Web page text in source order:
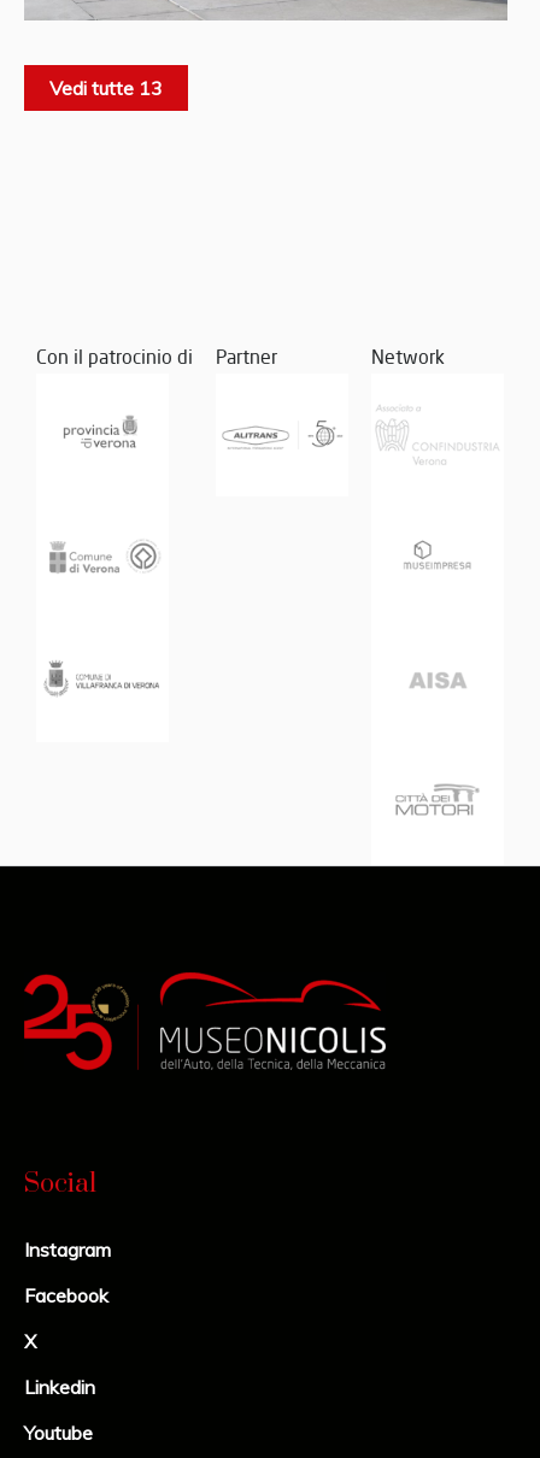
Vedi tutte 13
Con il patrocinio di Partner Network
Social
Instagram
Facebook
X
Linkedin
Youtube